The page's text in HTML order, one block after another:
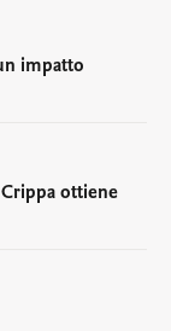
impatto
Crippa ottiene